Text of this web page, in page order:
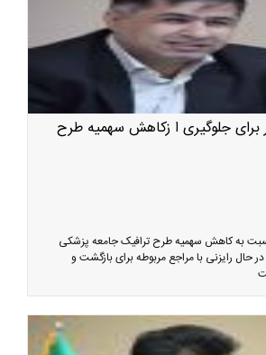
برای جلوگیری ا زکاهش سهمیه طرح
به کاهش سهمیه طرح ترافیک جامعه پزشکی
رایزنی با مراجع مربوطه برای بازگشت و